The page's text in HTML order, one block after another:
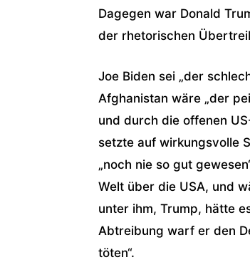
Dagegen war Donald
der rhetorischen
Joe Biden sei „der
Afghanistan wäre „der
und durch die offenen
setzte auf wirkungsvolle
„noch nie so gut
Welt über die USA, und
unter ihm, Trump, hätte
Abtreibung warf er den
töten“.